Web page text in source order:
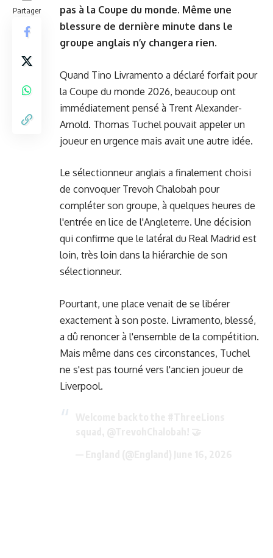
Partager
pas à la Coupe du monde. Même une
blessure de dernière minute dans le
groupe anglais n’y changera rien.
Quand Tino Livramento a déclaré forfait pour
la Coupe du monde 2026, beaucoup ont
immédiatement pensé à Trent Alexander-
Arnold. Thomas Tuchel pouvait appeler un
joueur en urgence mais avait une autre idée.
Le sélectionneur anglais a finalement choisi
de convoquer Trevoh Chalobah pour
compléter son groupe, à quelques heures de
l'entrée en lice de l'Angleterre. Une décision
qui confirme que le latéral du Real Madrid est
loin, très loin dans la hiérarchie de son
sélectionneur.
Pourtant, une place venait de se libérer
exactement à son poste. Livramento, blessé,
a dû renoncer à l'ensemble de la compétition.
Mais même dans ces circonstances, Tuchel
ne s'est pas tourné vers l'ancien joueur de
Liverpool.